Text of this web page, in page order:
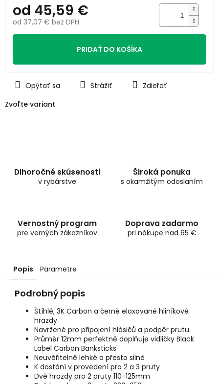
Zvoľte variant
od 45,59 €
od 37,07 € bez DPH
Jednotková
PRIDAŤ DO KOŠÍKA
Opýtať sa Strážiť Zdieľať
Dlhoročné skúsenosti
v rybárstve
Široká ponuka
s okamžitým odoslaním
Vernostný program
pre verných zákazníkov
Doprava zadarmo
pri nákupe nad 65 €
Popis Parametre
Podrobný popis
Štíhlé, 3K Carbon a černě eloxované hliníkové
hrazdy
Navržené pro připojení hlásičů a podpěr prutu
Průměr 12mm perfektně doplňuje vidličky Black
Label Carbon Banksticks
Neuvěřitelně lehké a přesto silné
K dostání v provedení pro 2 a 3 pruty
Dvě hrazdy pro 2 pruty 110-125mm